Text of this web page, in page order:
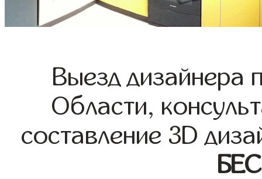
Выезд дизайнера
Области,
составление 3D